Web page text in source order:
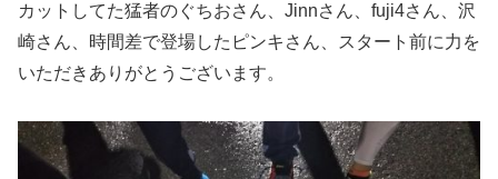
カットしてた猛者のぐちおさん、Jinnさん、fuji4さん、沢
崎さん、時間差で登場したピンキさん、スタート前に力を
いただきありがとうございます。